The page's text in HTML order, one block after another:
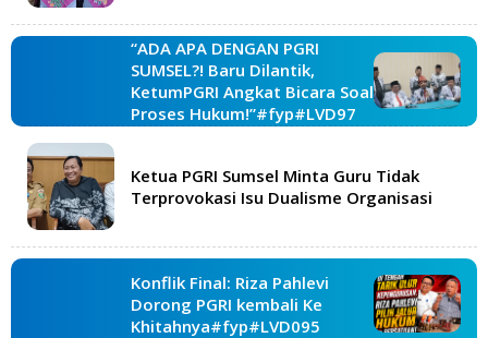
“ADA APA DENGAN PGRI
SUMSEL?! Baru Dilantik,
KetumPGRI Angkat Bicara Soal
Proses Hukum!”#fyp#LVD97
Ketua PGRI Sumsel Minta Guru Tidak
Terprovokasi Isu Dualisme Organisasi
Konflik Final: Riza Pahlevi
Dorong PGRI kembali Ke
Khitahnya#fyp#LVD095